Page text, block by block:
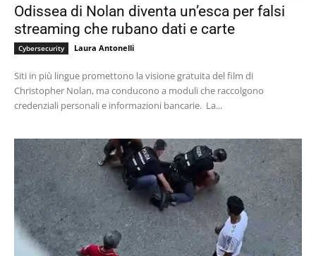
Odissea di Nolan diventa un’esca per falsi
streaming che rubano dati e carte
Cybersecurity Laura Antonelli
Siti in più lingue promettono la visione gratuita del film di
Christopher Nolan, ma conducono a moduli che raccolgono
credenziali personali e informazioni bancarie. La...